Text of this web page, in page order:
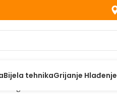
Bijela tehnikaGrijanje Hlađenje